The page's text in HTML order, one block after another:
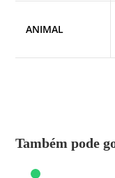
ANIMAL
Também pode